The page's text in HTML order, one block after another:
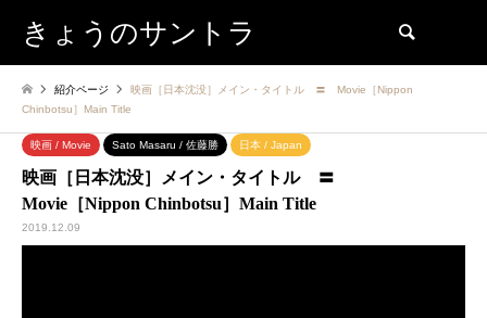
きょうのサントラ
紹介ページ
映画［日本沈没］メイン・タイトル 〓 Movie［Nippon
Chinbotsu］Main Title
映画 / Movie Sato Masaru / 佐藤勝 日本 / Japan
映画［日本沈没］メイン・タイトル 〓
Movie［Nippon Chinbotsu］Main Title
2019.12.09